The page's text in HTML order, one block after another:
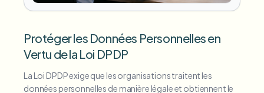
Protéger les Données Personnelles en
Vertu de la Loi DPDP
La Loi DPDP exige que les organisations traitent les
données personnelles de manière légale et obtiennent le